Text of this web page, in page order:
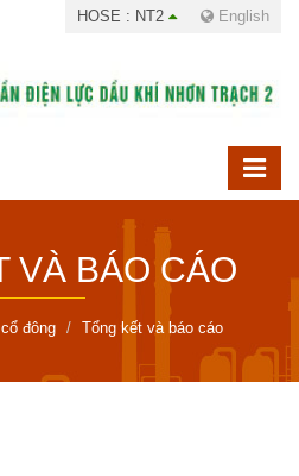
HOSE : NT2 English
VÀ BÁO CÁO
đông Tổng kết và báo cáo